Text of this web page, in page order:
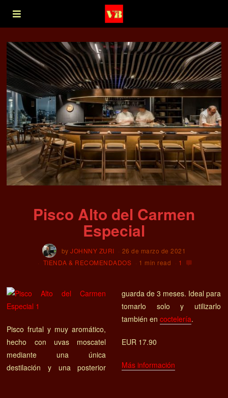
Pisco Alto del Carmen
Especial
byJOHNNY ZURI
26 de marzo de 2021
TIENDA & RECOMENDADOS
1 min read 1
Pisco frutal y muy aromático,
hecho con uvas moscatel
mediante una única
destilación y una posterior
guarda de 3 meses. Ideal para
tomarlo solo y utilizarlo
también en coctelería.
EUR 17.90
Más información